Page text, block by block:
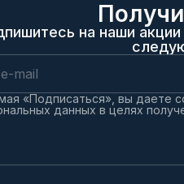
на наши
«Подписаться», вы даете
данных в целях